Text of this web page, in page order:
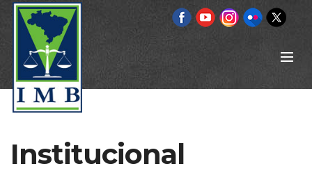
Institucional